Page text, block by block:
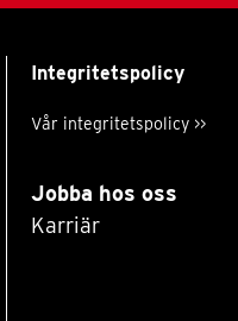
Integritetspolicy
Vår integritetspolicy >>
Jobba hos oss
Karriär